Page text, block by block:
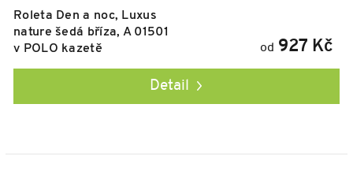
Roleta Den a noc, Luxus
nature šedá bříza, A 01501
v POLO kazetě
od 927 Kč
Detail